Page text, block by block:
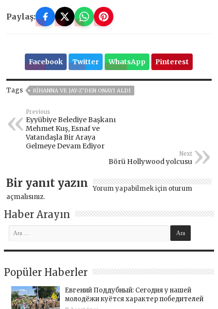
Paylaş:
Facebook Twitter WhatsApp Pinterest
Tags RIHANNA VE JAY-Z’DEN ONAYI ALDI
Previous
Eyyübiye Belediye Başkanı
Mehmet Kuş, Esnaf ve
Vatandaşla Bir Araya
Gelmeye Devam Ediyor
Next
Börü Hollywood yolcusu
Bir yanıt yazın Yorum yapabilmek için oturum
açmalısınız.
Haber Arayın
Popüler Haberler
Евгений Поддубный: Сегодня у нашей
молодёжи куётся характер победителей